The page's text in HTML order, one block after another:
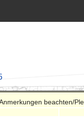
beachten/